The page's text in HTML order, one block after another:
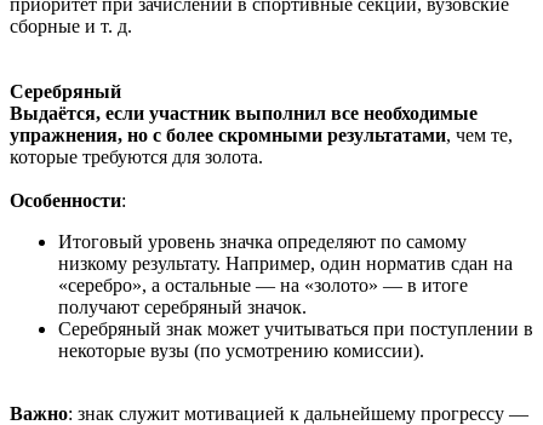
сборные и т. д.
Серебряный
Выдаётся, если участник выполнил все необходимые
упражнения, но с более скромными результатами, чем те,
которые требуются для золота.
Особенности:
Итоговый уровень значка определяют по самому
низкому результату. Например, один норматив сдан на
«серебро», а остальные — на «золото» — в итоге
получают серебряный значок.
Серебряный знак может учитываться при поступлении в
некоторые вузы (по усмотрению комиссии).
Важно: знак служит мотивацией к дальнейшему прогрессу —